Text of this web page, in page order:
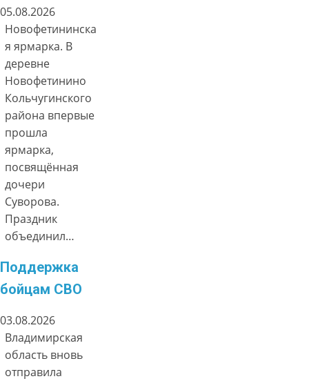
05.08.2026
Новофетининска
я ярмарка. В
деревне
Новофетинино
Кольчугинского
района впервые
прошла
ярмарка,
посвящённая
дочери
Суворова.
Праздник
объединил…
Поддержка
бойцам СВО
03.08.2026
Владимирская
область вновь
отправила